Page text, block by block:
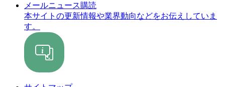
メールニュース購読
本サイトの更新情報や業界動向などをお伝えしていま
す。